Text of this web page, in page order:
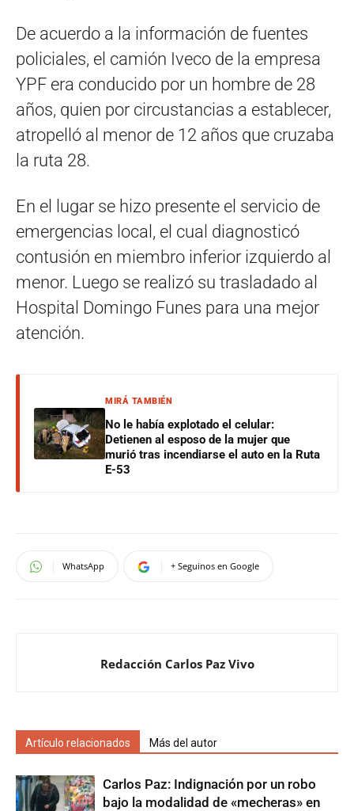
De acuerdo a la información de fuentes
policiales, el camión Iveco de la empresa
YPF era conducido por un hombre de 28
años, quien por circustancias a establecer,
atropelló al menor de 12 años que cruzaba
la ruta 28.
En el lugar se hizo presente el servicio de
emergencias local, el cual diagnosticó
contusión en miembro inferior izquierdo al
menor. Luego se realizó su trasladado al
Hospital Domingo Funes para una mejor
atención.
MIRÁ TAMBIÉN
No le había explotado el celular:
Detienen al esposo de la mujer que
murió tras incendiarse el auto en la Ruta
E-53
WhatsApp + Seguinos en Google
Redacción Carlos Paz Vivo
Artículo relacionados Más del autor
Carlos Paz: Indignación por un robo
bajo la modalidad de «mecheras» en